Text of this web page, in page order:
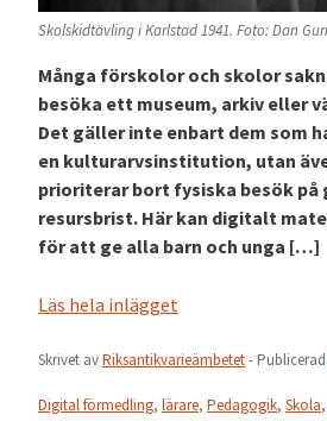
Skolskidtävling i Karlstad 1941. Foto: Dan
Många förskolor och skolor
besöka ett museum, arkiv eller
Det gäller inte enbart dem som
en kulturarvsinstitution, utan
prioriterar bort fysiska besök på
resursbrist. Här kan digitalt
för att ge alla barn och unga […]
Läs hela inlägget
Skrivet avRiksantikvarieämbetet-
Digital förmedling, lärare, Pedagogik, Skola,